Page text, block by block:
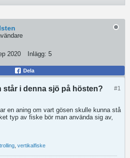
2020 Inlägg: 5
Dela
#1
står i denna sjö på hösten?
en aning om vart gösen skulle kunna stå
typ av fiske bör man använda sig av,
trolling vertikalfiske